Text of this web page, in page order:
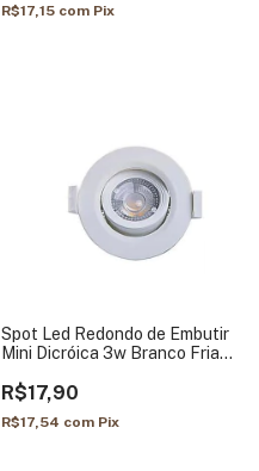
R$17,15 com Pix
Spot Led Redondo de Embutir
Mini Dicróica 3w Branco Fria
R$17,90
R$17,54 com Pix